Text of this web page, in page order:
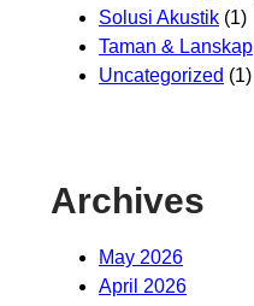
Solusi Akustik (1)
Taman & Lanskap
Uncategorized (1)
Archives
May 2026
April 2026